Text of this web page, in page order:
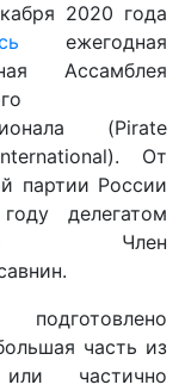
2020 года
ежегодная
Ассамблея
(Pirate
От
партии России
делегатом
Член
часть из
частично